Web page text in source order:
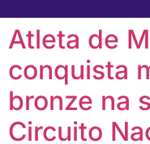
Atleta de
conquista
bronze na
Circuito